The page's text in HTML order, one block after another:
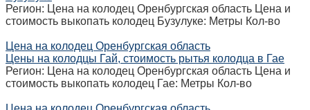
Регион: Цена на колодец Оренбургская область Цена и
стоимость выкопать колодец Бузулуке: Метры Кол-во
Цена на колодец Оренбургская область
Цены на колодцы Гай, стоимость рытья колодца в Гае
Регион: Цена на колодец Оренбургская область Цена и
стоимость выкопать колодец Гае: Метры Кол-во